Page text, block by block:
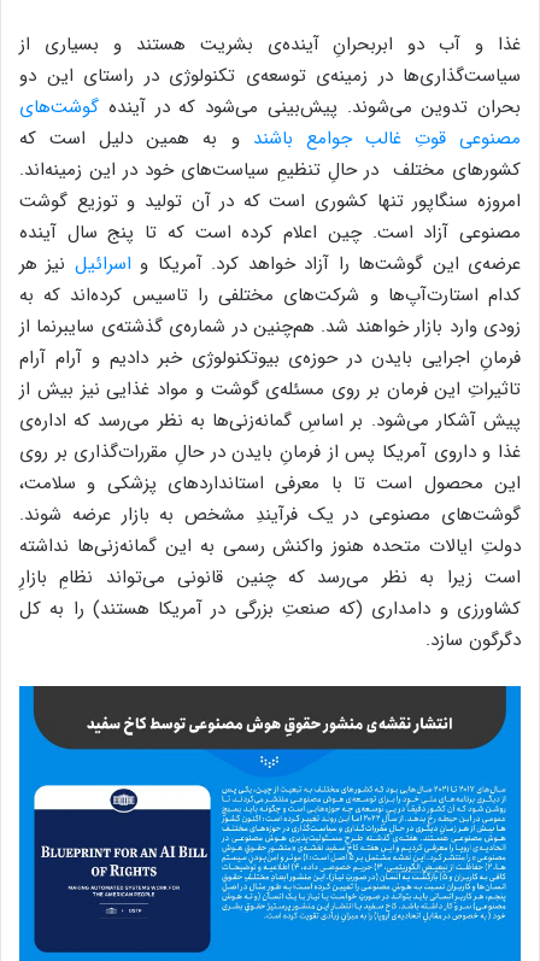
غذا و آب دو ابربحرانِ آینده‌ی بشریت هستند و بسیاری از
سیاست‌گذاری‌ها در زمینه‌ی توسعه‌ی تکنولوژی در راستای این دو
بحران تدوین می‌شوند. پیش‌بینی می‌شود که در آینده گوشت‌های
مصنوعی قوتِ غالب جوامع باشند و به همین دلیل است که
کشور‌های مختلف در حالِ تنظیمِ سیاست‌های خود در این زمینه‌اند.
امروزه سنگاپور تنها کشوری است که در آن تولید و توزیع گوشت
مصنوعی آزاد است. چین اعلام کرده است که تا پنج سال آینده
عرضه‌ی این گوشت‌ها را آزاد خواهد کرد. آمریکا و اسرائیل نیز هر
کدام استارت‌آپ‌ها و شرکت‌های مختلفی را تاسیس کرده‌اند که به
زودی وارد بازار خواهند شد. هم‌چنین در شماره‌ی گذشته‌ی سایبرنما از
فرمانِ اجرایی بایدن در حوزه‌ی بیوتکنولوژی خبر دادیم و آرام آرام
تاثیراتِ این فرمان بر روی مسئله‌ی گوشت و مواد غذایی نیز بیش از
پیش آشکار می‌شود. بر اساسِ گمانه‌زنی‌ها به نظر می‌رسد که اداره‌ی
غذا و داروی آمریکا پس از فرمانِ بایدن در حالِ مقررات‌گذاری بر روی
این محصول است تا با معرفی استاندارد‌های پزشکی و سلامت،
گوشت‌های مصنوعی در یک فرآیندِ مشخص به بازار عرضه شوند.
دولتِ ایالات متحده هنوز واکنش رسمی به این گمانه‌زنی‌‌ها نداشته
است زیرا به نظر می‌رسد که چنین قانونی می‌تواند نظامِ بازارِ
کشاورزی و دامداری (که صنعتِ بزرگی در آمریکا هستند) را به کل
دگرگون سازد.